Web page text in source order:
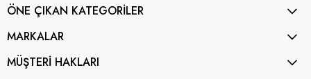
ÖNE ÇIKAN KATEGORİLER
MARKALAR
MÜŞTERİ HAKLARI